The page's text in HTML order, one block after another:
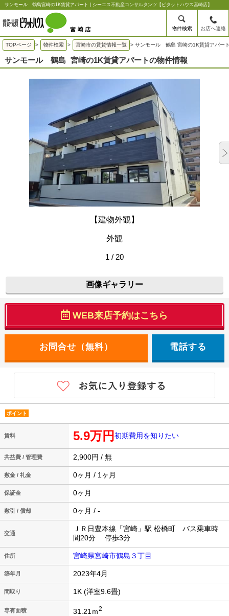
サンモール 鶴島宮崎の1K賃貸アパート | シーエス不動産コンサルタンツ【ピタットハウス宮崎店】
物件検索 お店へ連絡
TOPページ > 物件検索 > 宮崎市の賃貸情報一覧 > サンモール 鶴島 宮崎の1K賃貸アパー
サンモール 鶴島 宮崎の1K賃貸アパートの物件情報
【建物外観】
外観
1 / 20
画像ギャラリー
WEB来店予約はこちら
電話する
ポイント
賃料 5.9万円 初期費用を知りたい
共益費 / 管理費 2,900円 / 無
敷金 / 礼金 0ヶ月 / 1ヶ月
保証金 0ヶ月
敷引 / 償却 0ヶ月 / -
交通
ＪＲ日豊本線「宮崎」駅 松橋町 バス乗車時
間20分 停歩3分
住所 宮崎県宮崎市鶴島３丁目
築年月 2023年4月
間取り 1K (洋室9.6畳)
専有面積 31.21ｍ2